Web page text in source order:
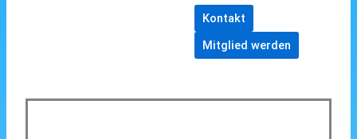
Kontakt
Mitglied werden